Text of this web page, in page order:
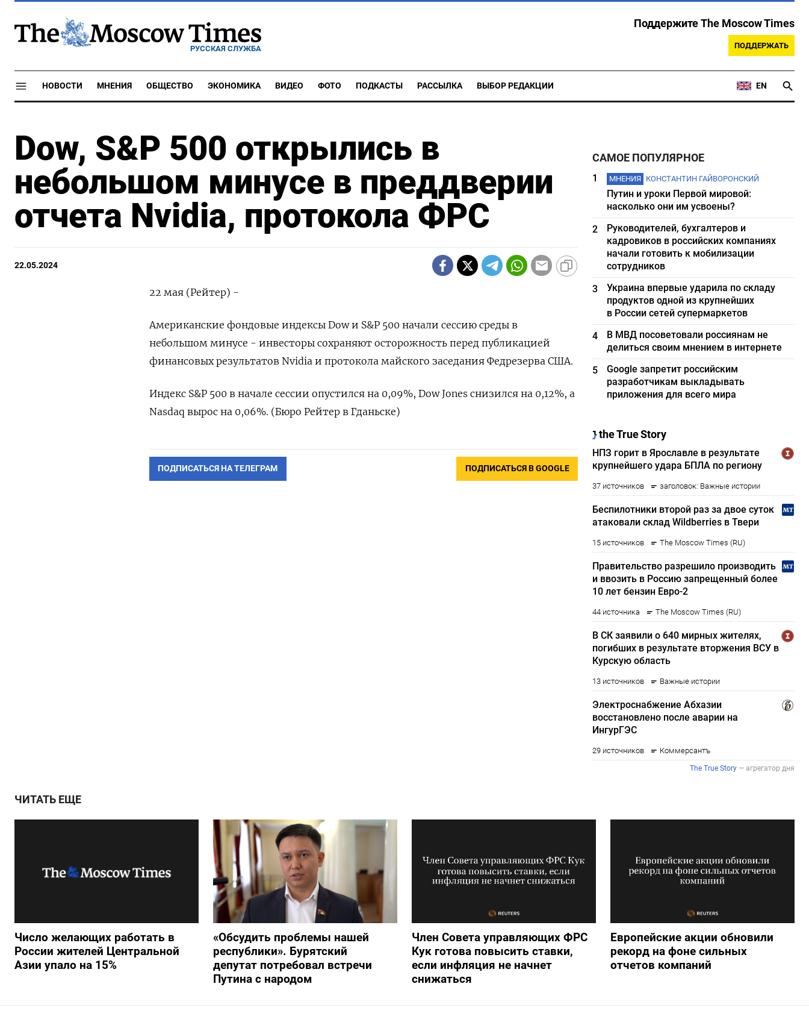
РУССКАЯ СЛУЖБА
Поддержите The Moscow Times
ПОДДЕРЖАТЬ
НОВОСТИ МНЕНИЯ ОБЩЕСТВО ЭКОНОМИКА ВИДЕО ФОТО ПОДКАСТЫ РАССЫЛКА ВЫБОР РЕДАКЦИИ EN
Dow, S&P 500 открылись в
небольшом минусе в преддверии
отчета Nvidia, протокола ФРС
22.05.2024
22 мая (Рейтер) -
Американские фондовые индексы Dow и S&P 500 начали сессию среды в
небольшом минусе - инвесторы сохраняют осторожность перед публикацией
финансовых результатов Nvidia и протокола майского заседания Федрезерва США.
Индекс S&P 500 в начале сессии опустился на 0,09%, Dow Jones снизился на 0,12%, а
Nasdaq вырос на 0,06%. (Бюро Рейтер в Гданьске)
ПОДПИСАТЬСЯ НА ТЕЛЕГРАМ ПОДПИСАТЬСЯ В GOOGLE
САМОЕ ПОПУЛЯРНОЕ
1 МНЕНИЯ КОНСТАНТИН ГАЙВОРОНСКИЙ
Путин и уроки Первой мировой:
насколько они им усвоены?
2
Руководителей, бухгалтеров и
кадровиков в российских компаниях
начали готовить к мобилизации
сотрудников
3
Украина впервые ударила по складу
продуктов одной из крупнейших
в России сетей супермаркетов
4
В МВД посоветовали россиянам не
делиться своим мнением в интернете
5
Google запретит российским
разработчикам выкладывать
приложения для всего мира
ЧИТАТЬ ЕЩЕ
Число желающих работать в
России жителей Центральной
Азии упало на 15%
«Обсудить проблемы нашей
республики». Бурятский
депутат потребовал встречи
Путина с народом
Член Совета управляющих ФРС
Кук готова повысить ставки,
если инфляция не начнет
снижаться
Европейские акции обновили
рекорд на фоне сильных
отчетов компаний